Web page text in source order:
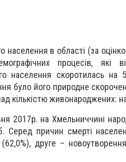
населення в області (за
процесів, які
населення скоротилась
було його природне
кількістю
2017р. на Хмельниччині
Серед причин смерті
(62,0%), друге –